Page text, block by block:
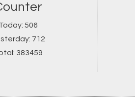
506
712
383459